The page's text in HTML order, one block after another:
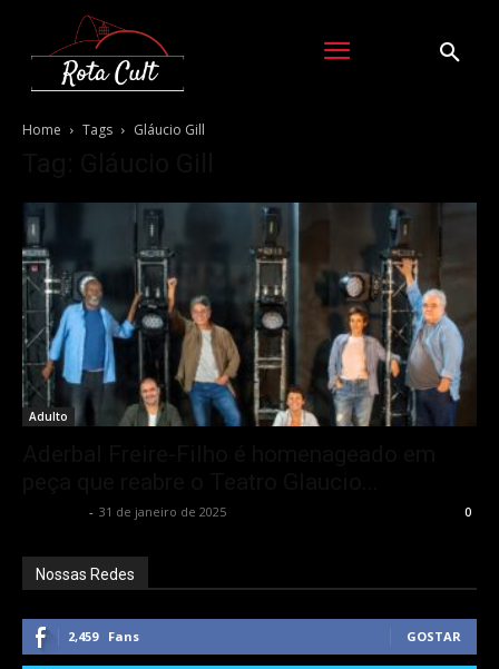
Home Tags Gláucio Gill
Adulto
- 31 de janeiro de 2025 0
Nossas Redes
2,459 Fans GOSTAR